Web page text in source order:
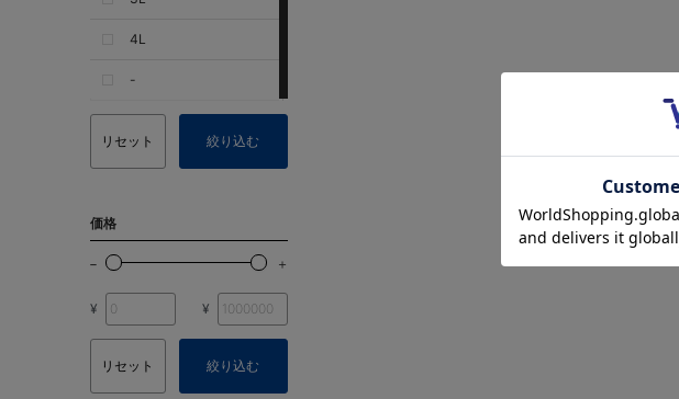
4L
-
リセット 絞り込む
価格
¥ ¥
リセット 絞り込む